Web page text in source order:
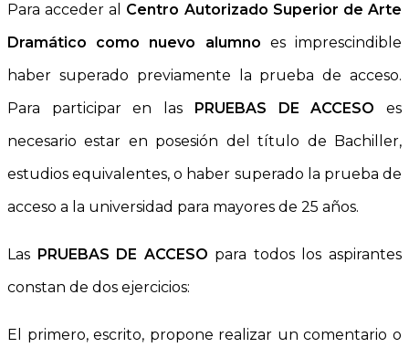
Para acceder al Centro Autorizado Superior de Arte
Dramático como nuevo alumno es imprescindible
haber superado previamente la prueba de acceso.
Para participar en las
PRUEBAS DE ACCESOes
necesario estar en posesión del título de Bachiller,
estudios equivalentes, o haber superado la prueba de
acceso a la universidad para mayores de 25 años.
Las PRUEBAS DE ACCESO para todos los aspirantes
constan de dos ejercicios:
El primero, escrito, propone realizar un comentario o